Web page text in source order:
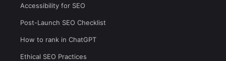
Accessibility for SEO
Post-Launch SEO Checklist
How to rank in ChatGPT
Ethical SEO Practices